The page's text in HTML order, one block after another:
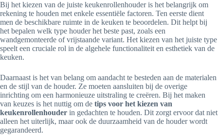
Bij het kiezen van de juiste keukenrollenhouder is het belangrijk om
rekening te houden met enkele essentiële factoren. Ten eerste dient
men de beschikbare ruimte in de keuken te beoordelen. Dit helpt bij
het bepalen welk type houder het beste past, zoals een
wandgemonteerde of vrijstaande variant. Het kiezen van het juiste type
speelt een cruciale rol in de algehele functionaliteit en esthetiek van de
keuken.
Daarnaast is het van belang om aandacht te besteden aan de materialen
en de stijl van de houder. Ze moeten aansluiten bij de overige
inrichting om een harmonieuze uitstraling te creëren. Bij het maken
van keuzes is het nuttig om de tips voor het kiezen van
keukenrollenhouder in gedachten te houden. Dit zorgt ervoor dat niet
alleen het uiterlijk, maar ook de duurzaamheid van de houder wordt
gegarandeerd.